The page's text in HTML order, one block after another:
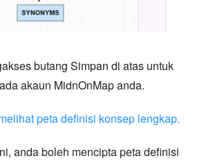
butang Simpan di atas untuk
akaun MidnOnMap anda.
peta definisi konsep lengkap.
anda boleh mencipta peta definisi